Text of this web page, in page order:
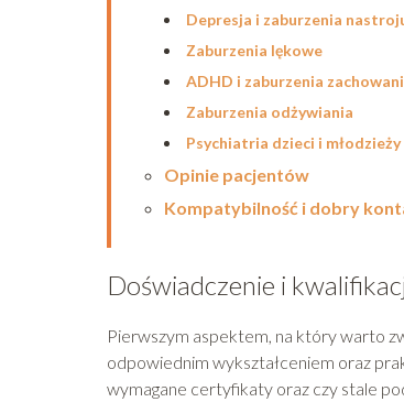
Depresja i zaburzenia
Zaburzenia lękowe
ADHD i zaburzenia
Zaburzenia odżywiania
Psychiatria dzieci i młodzieży
Opinie pacjentów
Kompatybilność i dobry
Doświadczenie i
Pierwszym aspektem, na który warto
odpowiednim wykształceniem oraz
wymagane certyfikaty oraz czy stale